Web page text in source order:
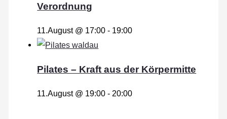
Verordnung
11.August @ 17:00 - 19:00
Pilates – Kraft aus der Körpermitte
11.August @ 19:00 - 20:00